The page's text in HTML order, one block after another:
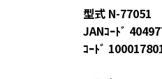
型式 N-77051
JANｺｰﾄﾞ
ｺｰﾄﾞ